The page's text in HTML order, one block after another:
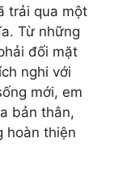
trải qua một
Từ những
đối mặt
nghi với
mới, em
bản thân,
hoàn thiện